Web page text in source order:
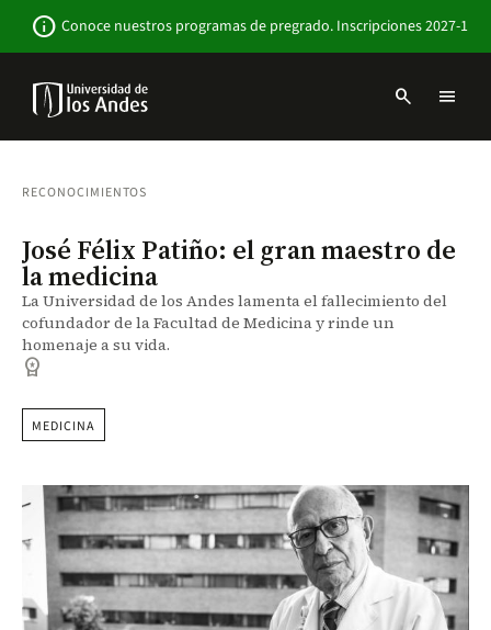
contenido
info Conoce nuestros programas de pregrado. Inscripciones 2027-1
Navbar
search menu
RECONOCIMIENTOS
José Félix Patiño: el gran maestro de
la medicina
La Universidad de los Andes lamenta el fallecimiento del
cofundador de la Facultad de Medicina y rinde un
homenaje a su vida.
workspace_premium
MEDICINA